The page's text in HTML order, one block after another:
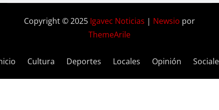
Copyright © 2025 Igavec Noticias | Newsio por
ThemeArile
Cultura Deportes Locales Opinión